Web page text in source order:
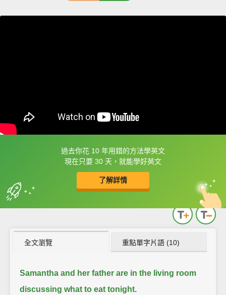
過去你花 10 年用錯的方法學英文
現在只要 30 天，就能學好英文
了解詳情
框選或點兩下字幕可以直接查字典喔！
中
英
全文瀏覽 重點單字片語 (10)
Samantha and her father are in the living room
discussing what to eat tonight.